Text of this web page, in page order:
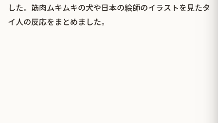
した。筋肉ムキムキの犬や日本の絵師のイラストを見たタ
イ人の反応をまとめました。